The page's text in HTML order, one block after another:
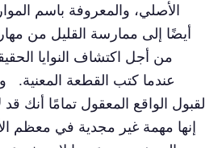
الأصلي، والمعروفة باسم
أيضًا إلى ممارسة القليل من
من أجل اكتشاف النوايا
عندما كتب القطعة المعنية.
لقبول الواقع المعقول تمامًا أنك
إنها مهمة غير مجدية في معظم